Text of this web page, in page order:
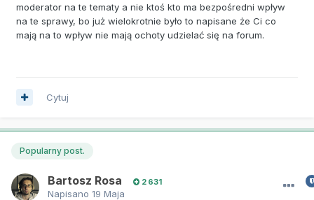
moderator na te tematy a nie ktoś kto ma bezpośredni wpływ
na te sprawy, bo już wielokrotnie było to napisane że Ci co
mają na to wpływ nie mają ochoty udzielać się na forum.
Cytuj
Popularny post.
Bartosz Rosa 2 631
Napisano 19 Maja